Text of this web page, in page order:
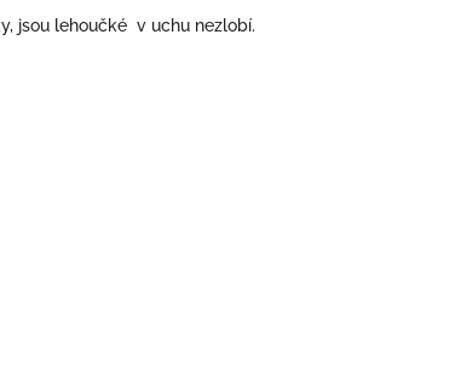
jsou lehoučké v uchu nezlobí.